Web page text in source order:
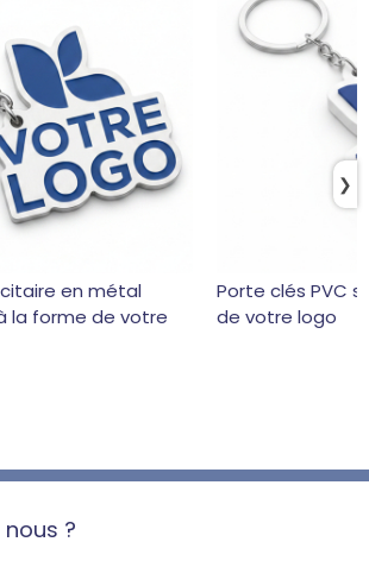
en métal
la forme de votre
Porte clés PVC
de votre logo
❯
?